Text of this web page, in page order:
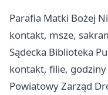
Parafia Matki Bożej
kontakt, msze,
Sądecka Biblioteka
kontakt, filie,
Powiatowy Zarząd